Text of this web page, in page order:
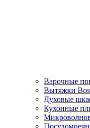
Варочные
Вытяжки
Духовые
Кухонные